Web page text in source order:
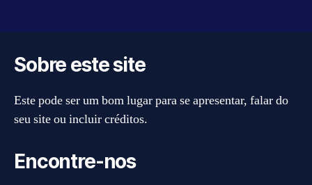
Sobre este site
Este pode ser um bom lugar para se apresentar, falar do
seu site ou incluir créditos.
Encontre-nos